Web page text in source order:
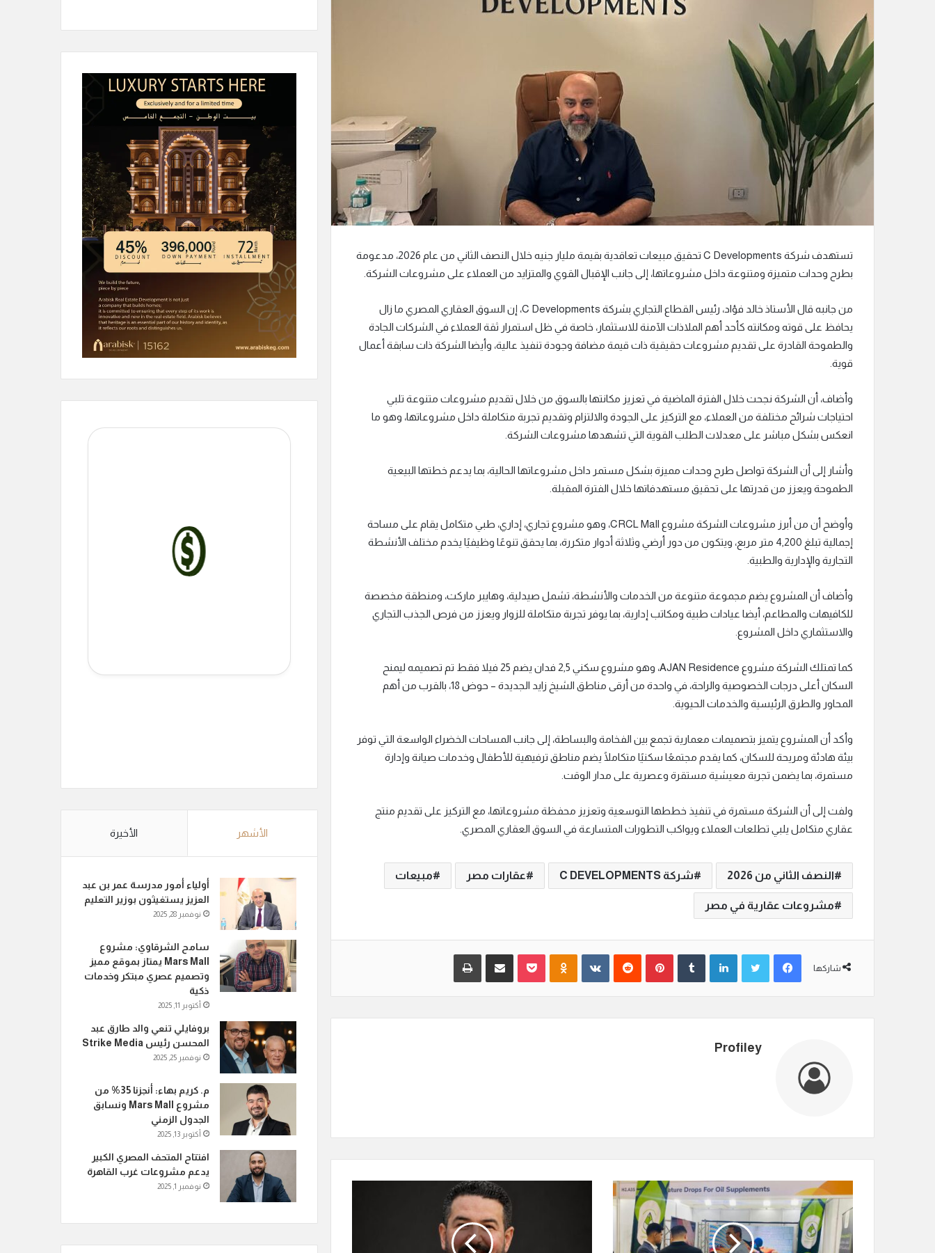
ي
ا
تستهدف شركة C Developments تحقيق مبيعات تعاقدية بقيمة مليار جنيه خلال النصف الثاني من عام 2026، مدعومة
بطرح وحدات متميزة ومتنوعة داخل مشروعاتها، إلى جانب الإقبال القوي والمتزايد من العملاء على مشروعات الشركة.
من جانبه قال الأستاذ خالد فؤاد، رئيس القطاع التجاري بشركة C Developments، إن السوق العقاري المصري ما زال
يحافظ على قوته ومكانته كأحد أهم الملاذات الآمنة للاستثمار، خاصة في ظل استمرار ثقة العملاء في الشركات الجادة
والطموحة القادرة على تقديم مشروعات حقيقية ذات قيمة مضافة وجودة تنفيذ عالية، وأيضا الشركة ذات سابقة أعمال
قوية.
وأضاف، أن الشركة نجحت خلال الفترة الماضية في تعزيز مكانتها بالسوق من خلال تقديم مشروعات متنوعة تلبي
احتياجات شرائح مختلفة من العملاء، مع التركيز على الجودة والالتزام وتقديم تجربة متكاملة داخل مشروعاتها، وهو ما
انعكس بشكل مباشر على معدلات الطلب القوية التي تشهدها مشروعات الشركة.
وأشار إلى أن الشركة تواصل طرح وحدات مميزة بشكل مستمر داخل مشروعاتها الحالية، بما يدعم خطتها البيعية
الطموحة ويعزز من قدرتها على تحقيق مستهدفاتها خلال الفترة المقبلة.
وأوضح أن من أبرز مشروعات الشركة مشروع CRCL Mall، وهو مشروع تجاري، إداري، طبي متكامل يقام على مساحة
إجمالية تبلغ 4,200 متر مربع، ويتكون من دور أرضي وثلاثة أدوار متكررة، بما يحقق تنوعًا وظيفيًا يخدم مختلف الأنشطة
التجارية والإدارية والطبية.
وأضاف أن المشروع يضم مجموعة متنوعة من الخدمات والأنشطة، تشمل صيدلية، وهايبر ماركت، ومنطقة مخصصة
للكافيهات والمطاعم، أيضا عيادات طبية ومكاتب إدارية، بما يوفر تجربة متكاملة للزوار ويعزز من فرص الجذب التجاري
والاستثماري داخل المشروع.
كما تمتلك الشركة مشروع AJAN Residence، وهو مشروع سكني 2,5 فدان يضم 25 فيلا فقط تم تصميمه ليمنح
السكان أعلى درجات الخصوصية والراحة، في واحدة من أرقى مناطق الشيخ زايد الجديدة – حوض 18، بالقرب من أهم
المحاور والطرق الرئيسية والخدمات الحيوية.
وأكد أن المشروع يتميز بتصميمات معمارية تجمع بين الفخامة والبساطة، إلى جانب المساحات الخضراء الواسعة التي توفر
بيئة هادئة ومريحة للسكان، كما يقدم مجتمعًا سكنيًا متكاملًا يضم مناطق ترفيهية للأطفال وخدمات صيانة وإدارة
مستمرة، بما يضمن تجربة معيشية مستقرة وعصرية على مدار الوقت.
ولفت إلى أن الشركة مستمرة في تنفيذ خططها التوسعية وتعزيز محفظة مشروعاتها، مع التركيز على تقديم منتج
عقاري متكامل يلبي تطلعات العملاء ويواكب التطورات المتسارعة في السوق العقاري المصري.
النصف الثاني من 2026 شركة C DEVELOPMENTS عقارات مصر مبيعات
مشروعات عقارية في مصر
شاركها
فيسبوك لينكدإن بينتيريست ‏VKontakte بوكيت
Profiley
الأشهر الأخيرة
أولياء أمور مدرسة عمر بن عبد
العزيز يستغيثون بوزير التعليم
نوفمبر 28, 2025
سامح الشرقاوي: مشروع
Mars Mall يمتاز بموقع مميز
وتصميم عصري مبتكر وخدمات
ذكية
أكتوبر 11, 2025
بروفايلي تنعي والد طارق عبد
المحسن رئيس Strike Media
نوفمبر 25, 2025
م. كريم بهاء: أنجزنا 35% من
مشروع Mars Mall ونسابق
الجدول الزمني
أكتوبر 13, 2025
افتتاح المتحف المصري الكبير
يدعم مشروعات غرب القاهرة
نوفمبر 1, 2025